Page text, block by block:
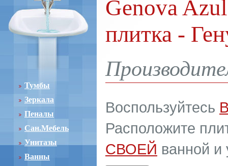
Тумбы
Зеркала
Пеналы
Сан.Мебель
Унитазы
Ванны
Genova
плитка -
Воспользуйтесь
Расположите
СВОЕЙ ванной и